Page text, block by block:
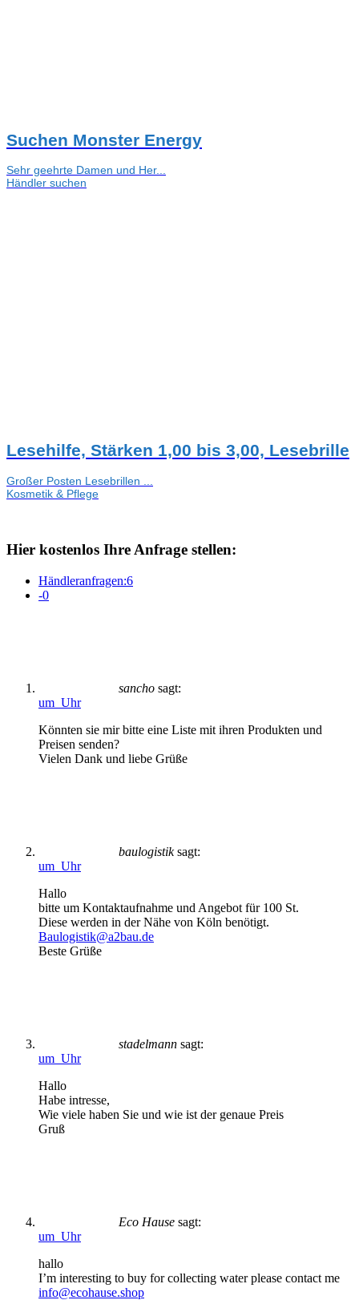
Suchen Monster Energy
Sehr geehrte Damen und Her...
Händler suchen
Lesehilfe, Stärken 1,00 bis 3,00, Lesebrille
Großer Posten Lesebrillen ...
Kosmetik & Pflege
Hier kostenlos Ihre Anfrage stellen:
Händleranfragen:6
-0
sancho sagt:
um Uhr
Könnten sie mir bitte eine Liste mit ihren Produkten und
Preisen senden?
Vielen Dank und liebe Grüße
baulogistik sagt:
um Uhr
Hallo
bitte um Kontaktaufnahme und Angebot für 100 St.
Diese werden in der Nähe von Köln benötigt.
Baulogistik@a2bau.de
Beste Grüße
stadelmann sagt:
um Uhr
Hallo
Habe intresse,
Wie viele haben Sie und wie ist der genaue Preis
Gruß
Eco Hause sagt:
um Uhr
hallo
I’m interesting to buy for collecting water please contact me
info@ecohause.shop